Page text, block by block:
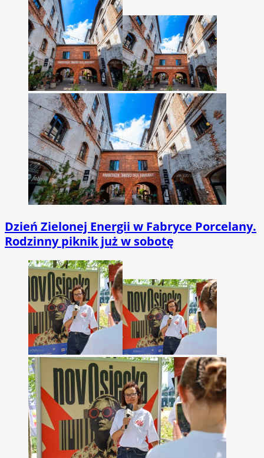
Dzień Zielonej Energii w Fabryce Porcelany.
Rodzinny piknik już w sobotę